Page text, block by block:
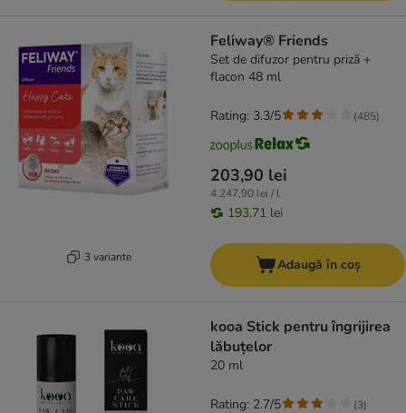
3 variante
Feliway® Friends
Set de difuzor pentru priză +
flacon 48 ml
203,90 lei
4.247,90 lei / l
193,71 lei
Rating: 3.3/5 (485)
Adaugă în coș
kooa Stick pentru îngrijirea
lăbuțelor
20 ml
Rating: 2.7/5 (3)